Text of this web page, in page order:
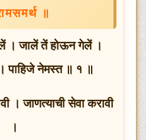
॥
। जालें तें होऊन गेलें ।
पाहिजे नेमस्त ॥ १ ॥
। जाणत्याची सेवा करावी
।